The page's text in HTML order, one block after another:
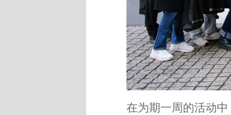
在为期一周的活动